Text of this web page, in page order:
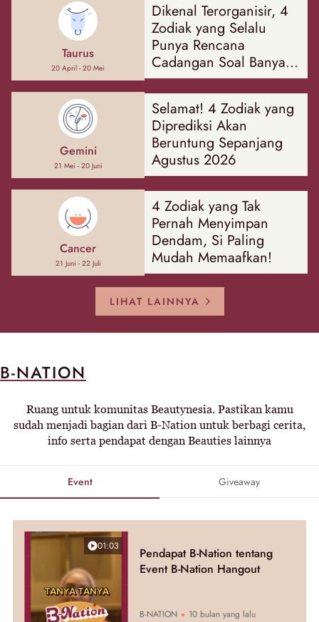
Taurus
20 April - 20 Mei
Dikenal Terorganisir, 4
Zodiak yang Selalu
Punya Rencana
Cadangan Soal Banyak
Hal
Gemini
21 Mei - 20 Juni
Selamat! 4 Zodiak yang
Diprediksi Akan
Beruntung Sepanjang
Agustus 2026
Cancer
21 Juni - 22 Juli
4 Zodiak yang Tak
Pernah Menyimpan
Dendam, Si Paling
Mudah Memaafkan!
LIHAT LAINNYA
B-NATION
Ruang untuk komunitas Beautynesia. Pastikan kamu
sudah menjadi bagian dari B-Nation untuk berbagi cerita,
info serta pendapat dengan Beauties lainnya
Event Giveaway
01:03
Pendapat B-Nation tentang
Event B-Nation Hangout
B-NATION 10 bulan yang lalu